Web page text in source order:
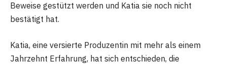
Beweise gestützt werden und Katia sie noch nicht
bestätigt hat.
Katia, eine versierte Produzentin mit mehr als einem
Jahrzehnt Erfahrung, hat sich entschieden, die